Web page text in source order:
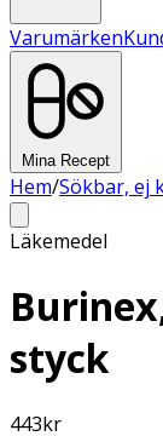
Varumärken
Mina Recept
Hem/Sökbar, ej
Läkemedel
styck
443kr